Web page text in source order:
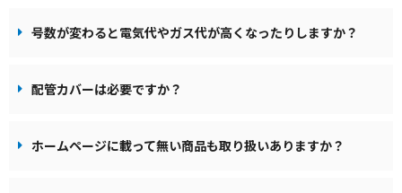
号数が変わると電気代やガス代が高くなったりしますか？
配管カバーは必要ですか？
ホームページに載って無い商品も取り扱いありますか？